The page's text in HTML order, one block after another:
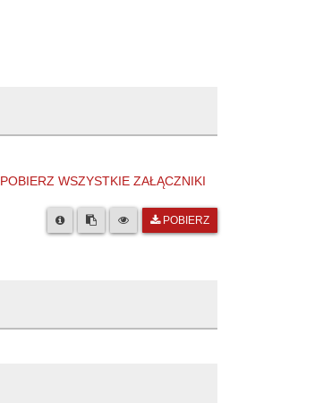
POBIERZ WSZYSTKIE ZAŁĄCZNIKI
POBIERZ